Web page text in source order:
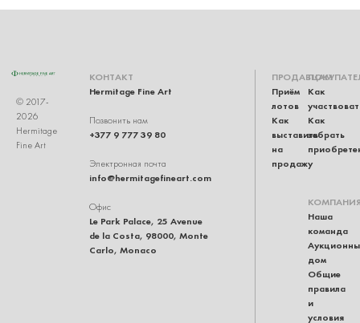
© 2017-
2026
Hermitage
Fine Art
КОНТАКТ
Hermitage Fine Art
Позвонить нам
+377 9 777 39 80
Электронная почта
info@hermitagefineart.com
Офис
Le Park Palace, 25 Avenue
de la Costa, 98000, Monte
Carlo, Monaco
ПРОДАВЦАМ
Приём
лотов
Как
выставить
на
продажу
Как
Как
забрать
Наша
команда
дом
Общие
правила
и
условия